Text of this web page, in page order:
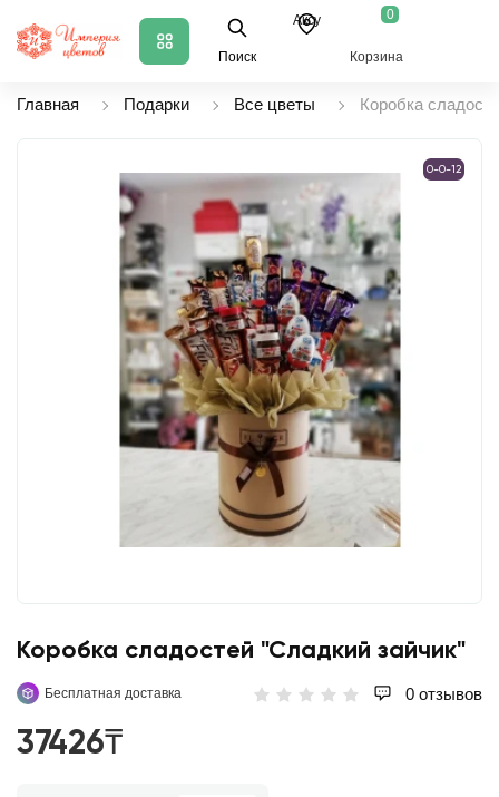
Поиск
Аксу 0
Корзина
Главная Подарки Все цветы Коробка
0-0-12
Коробка сладостей "Сладкий зайчик"
Бесплатная доставка 0 отзывов
37426₸